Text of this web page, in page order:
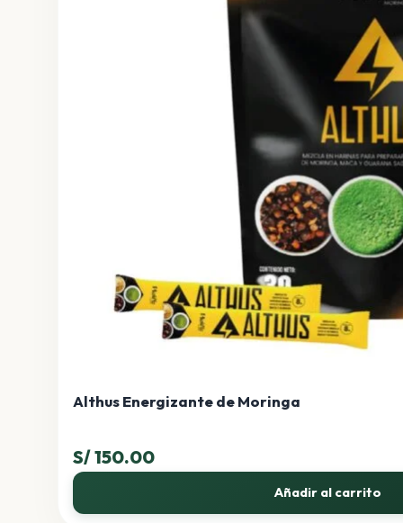
Althus Energizante de Moringa
S/150.00
Añadir al carrito